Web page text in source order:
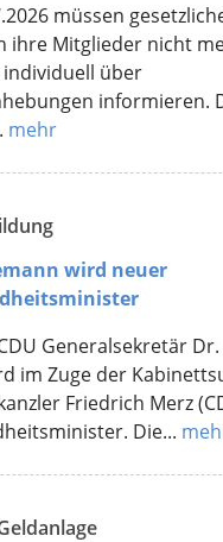
müssen
ihre Mitglieder nicht
über
informieren.
mehr
wird neuer
Generalsekretär
im Zuge der
Friedrich Merz
Die...